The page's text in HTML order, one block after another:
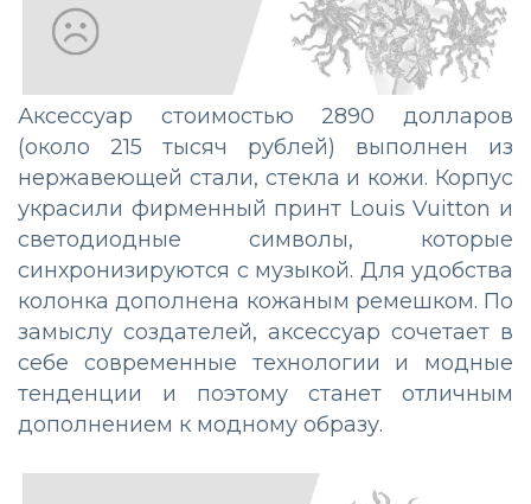
Аксессуар стоимостью 2890 долларов
(около 215 тысяч рублей) выполнен из
нержавеющей стали, стекла и кожи. Корпус
украсили фирменный принт Louis Vuitton и
светодиодные символы, которые
синхронизируются с музыкой. Для удобства
колонка дополнена кожаным ремешком. По
замыслу создателей, аксессуар сочетает в
себе современные технологии и модные
тенденции и поэтому станет отличным
дополнением к модному образу.